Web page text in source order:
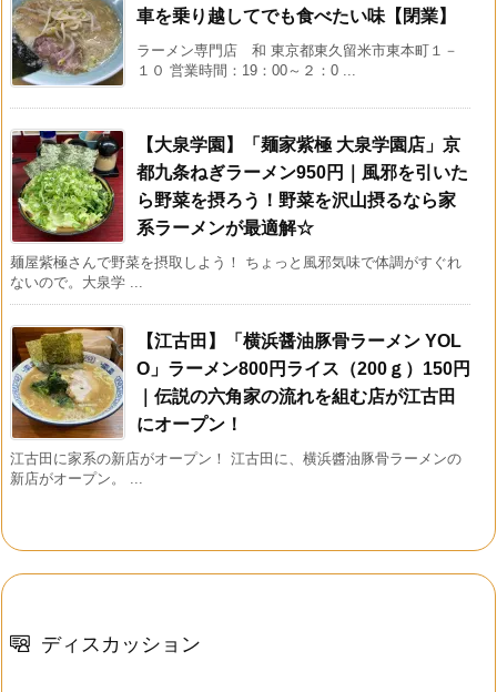
車を乗り越してでも食べたい味【閉業】
ラーメン専門店 和 東京都東久留米市東本町１－
１０ 営業時間：19：00～２：0 ...
【大泉学園】「麺家紫極 大泉学園店」京
都九条ねぎラーメン950円｜風邪を引いた
ら野菜を摂ろう！野菜を沢山摂るなら家
系ラーメンが最適解☆
麺屋紫極さんで野菜を摂取しよう！ ちょっと風邪気味で体調がすぐれ
ないので。大泉学 ...
【江古田】「横浜醤油豚骨ラーメン YOL
O」ラーメン800円ライス（200ｇ）150円
｜伝説の六角家の流れを組む店が江古田
にオープン！
江古田に家系の新店がオープン！ 江古田に、横浜醬油豚骨ラーメンの
新店がオープン。 ...
ディスカッション